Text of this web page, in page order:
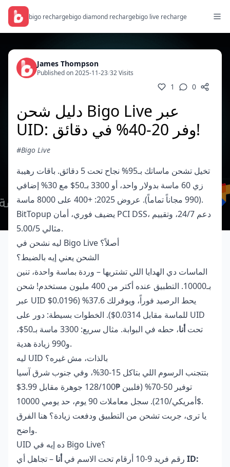
bigo rechargebigo diamond rechargebigo live recharge
James Thompson
Published on 2025-11-23/32 Visits
1 0
دليل شحن Bigo Live عبر
UID: وفر 20-40% في دقائق!
#Bigo Live
تخيل تشحن ماساتك بـ95% نجاح تحت 5 دقائق. باقات رهيبة
زي 60 ماسة بدولار واحد، أو 3300 بـ50$ مع 30% إضافي
(990 مجاناً تماماً). عروض 2025: +400 على 8000 ماسة.
BitTopup يضيف فوري، أمان PCI DSS، دعم 24/7، وتقييم
مثالي 5.00/5.
ليه نشحن في Bigo Live أصلاً؟
الشحن يعني إيه بالضبط؟
الماسات دي الهدايا اللي تشتريها – وردة بماسة واحدة، تنين
بـ10000. التطبيق عنده أكتر من 400 مليون مستخدم! شحن
عبر UID يحط الرصيد فوراً، ويوفرلك 37.6% (0.0196$
للماسة مقابل 0.0314$). الخطوات بسيطة: دور على UID
تحتأنا
، حطه في البوابة. مثال سريع: 3300 ماسة بـ50$،
و990 زيادة هدية.
ليه UID بالذات، مش غيره؟
بتتجنب الرسوم اللي بتاكل 15-30%، وفي جنوب شرق آسيا
توفير 50-70% (فلبين ₱128/100 جوهرة مقابل 3.99$
أمريكي/210). سجل معاملات 90 يوم، حد يومي 10000$.
يا ترى، جربت تشحن من التطبيق ودفعت زيادة؟ هنا الفرق
واضح.
UID ده إيه في Bigo Live؟
رقم فريد 9-10 أرقام تحت الاسم في
أنا
ID: